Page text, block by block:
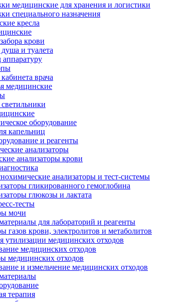
медицинские для хранения и логистики
специального назначения
кресла
крови
и туалета
врача
медицинские
оборудование
капельниц
и реагенты
анализаторы
анализаторы крови
анализаторы и тест-системы
гликированного гемоглобина
глюкозы и лактата
тесты
мочи
для лабораторий и реагенты
газов крови, электролитов и метаболитов
утилизации медицинских отходов
медицинских отходов
медицинских отходов
и измельчение медицинских отходов
терапия